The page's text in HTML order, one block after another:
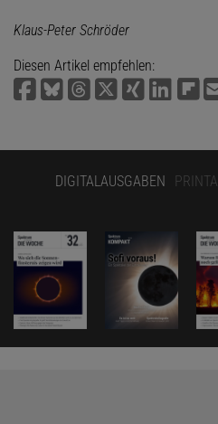
Klaus-Peter Schröder
Diesen Artikel empfehlen:
DIGITALAUSGABEN